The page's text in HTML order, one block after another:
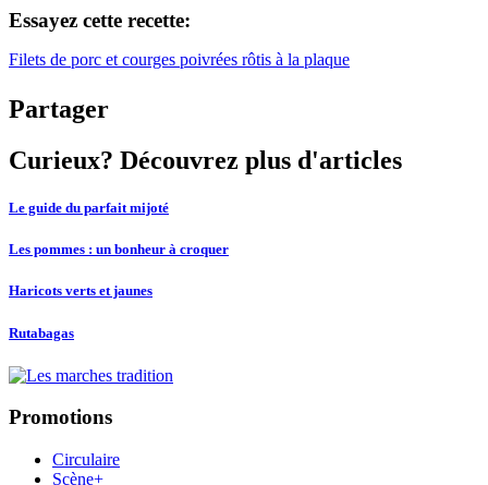
Essayez cette recette:
Filets de porc et courges poivrées rôtis à la plaque
Partager
Curieux? Découvrez plus d'articles
Le guide du parfait mijoté
Les pommes : un bonheur à croquer
Haricots verts et jaunes
Rutabagas
Promotions
Circulaire
Scène+